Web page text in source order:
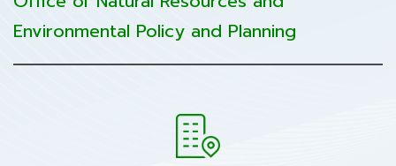
Environmental Policy and Planning